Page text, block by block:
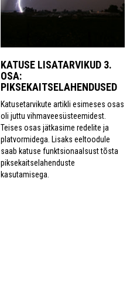
KATUSE LISATARVIKUD 3.
OSA:
PIKSEKAITSELAHENDUSED
Katusetarvikute artikli esimeses osas
oli juttu vihmaveesüsteemidest.
Teises osas jätkasime redelite ja
platvormidega. Lisaks eeltoodule
saab katuse funktsionaalsust tõsta
piksekaitselahenduste
kasutamisega.